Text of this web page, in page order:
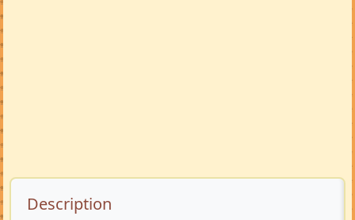
Description de l’annonce
Description